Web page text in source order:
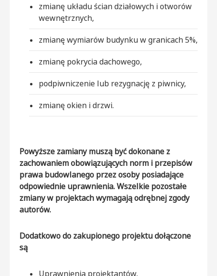
zmianę układu ścian działowych i otworów
wewnętrznych,
zmianę wymiarów budynku w granicach 5%,
zmianę pokrycia dachowego,
podpiwniczenie lub rezygnację z piwnicy,
zmianę okien i drzwi.
Powyższe zamiany muszą być dokonane z
zachowaniem obowiązujących norm i przepisów
prawa budowlanego przez osoby posiadające
odpowiednie uprawnienia. Wszelkie pozostałe
zmiany w projektach wymagają odrębnej zgody
autorów.
Dodatkowo do zakupionego projektu dołączone
są
Uprawnienia projektantów,